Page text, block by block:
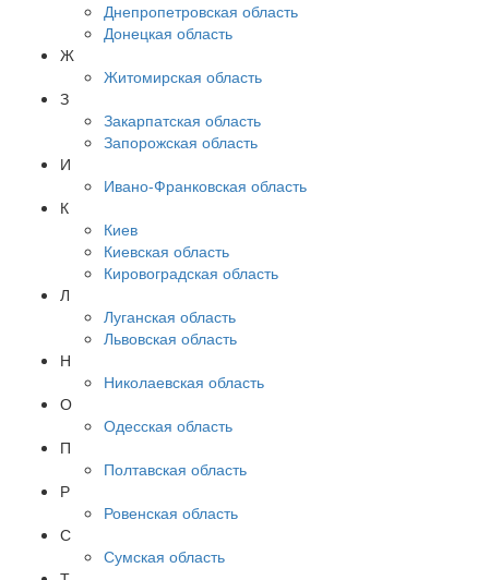
Днепропетровская область
Донецкая область
Ж
Житомирская область
З
Закарпатская область
Запорожская область
И
Ивано-Франковская область
К
Киев
Киевская область
Кировоградская область
Л
Луганская область
Львовская область
Н
Николаевская область
О
Одесская область
П
Полтавская область
Р
Ровенская область
С
Сумская область